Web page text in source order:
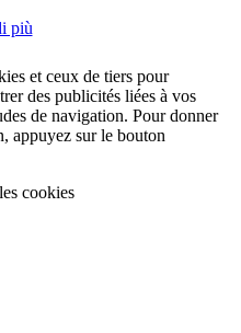
più
et ceux de tiers pour
des publicités liées à vos
de navigation. Pour donner
appuyez sur le bouton
cookies